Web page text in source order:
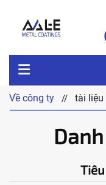
VỀ CÔNG TY
Về công ty // tài liệu